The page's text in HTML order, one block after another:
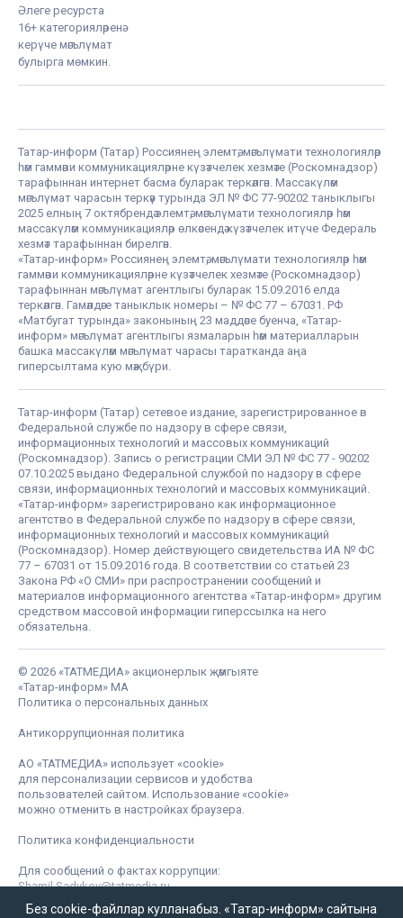
Әлеге ресурста
16+ категорияләренә
керүче мәгълүмат
булырга мөмкин.
Татар-информ (Татар) Россиянең элемтә, мәгълүмати технологияләр
һәм гаммәви коммуникацияләрне күзәтчелек хезмәте (Роскомнадзор)
тарафыннан интернет басма буларак теркәлгән. Массакүләм
мәгълүмат чарасын теркәү турында ЭЛ № ФС 77-90202 таныклыгы
2025 елның 7 октябрендә элемтә, мәгълүмати технологияләр һәм
массакүләм коммуникацияләр өлкәсендә күзәтчелек итүче Федераль
хезмәт тарафыннан бирелгән.
«Татар-информ» Россиянең элемтә, мәгълүмати технологияләр һәм
гаммәви коммуникацияләрне күзәтчелек хезмәте (Роскомнадзор)
тарафыннан мәгълүмат агентлыгы буларак 15.09.2016 елда
теркәлгән. Гамәлдәге таныклык номеры – № ФС 77 – 67031. РФ
«Матбугат турында» законының 23 маддәсе буенча, «Татар-
информ» мәгълүмат агентлыгы язмаларын һәм материалларын
башка массакүләм мәгълүмат чарасы таратканда аңа
гиперсылтама кую мәҗбүри.
Татар-информ (Татар) сетевое издание, зарегистрированное в
Федеральной службе по надзору в сфере связи,
информационных технологий и массовых коммуникаций
(Роскомнадзор). Запись о регистрации СМИ ЭЛ № ФС 77 - 90202
07.10.2025 выдано Федеральной службой по надзору в сфере
связи, информационных технологий и массовых коммуникаций.
«Татар-информ» зарегистрировано как информационное
агентство в Федеральной службе по надзору в сфере связи,
информационных технологий и массовых коммуникаций
(Роскомнадзор). Номер действующего свидетельства ИА № ФС
77 – 67031 от 15.09.2016 года. В соответствии со статьей 23
Закона РФ «О СМИ» при распространении сообщений и
материалов информационного агентства «Татар-информ» другим
средством массовой информации гиперссылка на него
обязательна.
© 2026 «ТАТМЕДИА» акционерлык җәмгыяте
«Татар-информ» МА
Политика о персональных данных
Антикоррупционная политика
АО «ТАТМЕДИА» использует «cookie»
для персонализации сервисов и удобства
пользователей сайтом. Использование «cookie»
можно отменить в настройках браузера.
Политика конфиденциальности
Для сообщений о фактах коррупции:
Shamil.Sadykov@tatmedia.ru
Без cookie-файллар кулланабыз. «Татар-информ» сайтына